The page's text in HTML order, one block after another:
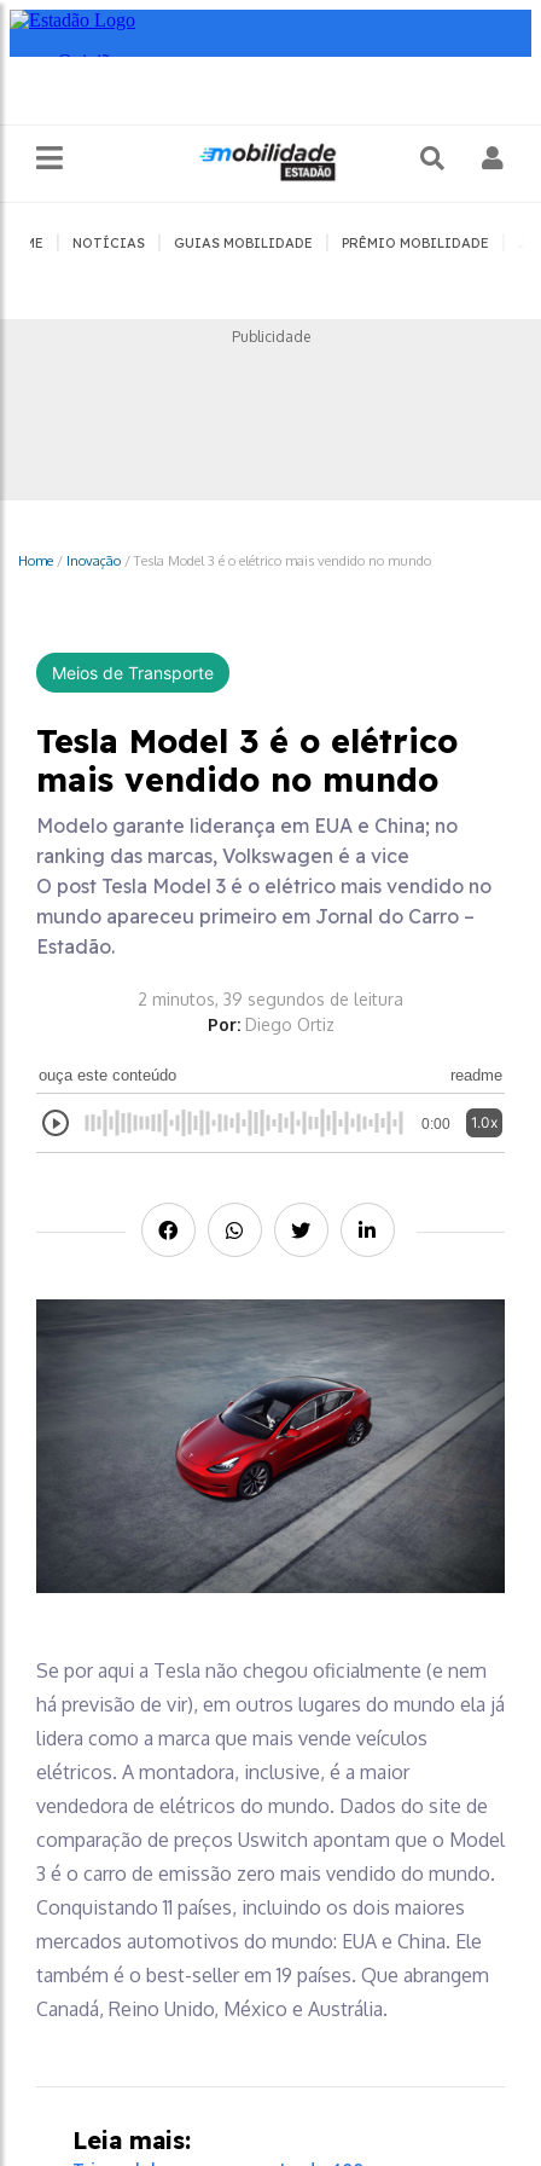
HOME NOTÍCIAS GUIAS MOBILIDADE PRÊMIO MOBILIDADE
Publicidade
Home / Inovação /Tesla Model 3 é o elétrico mais vendido no mundo
Meios de Transporte
Tesla Model 3 é o elétrico
mais vendido no mundo
Modelo garante liderança em EUA e China; no
ranking das marcas, Volkswagen é a vice
O post Tesla Model 3 é o elétrico mais vendido no
mundo apareceu primeiro em Jornal do Carro –
Estadão.
2 minutos, 39 segundos de leitura
Por: Diego Ortiz
ouça este conteúdo readme
0:00 1.0x
Se por aqui a Tesla não chegou oficialmente (e nem
há previsão de vir), em outros lugares do mundo ela já
lidera como a marca que mais vende veículos
elétricos. A montadora, inclusive, é a maior
vendedora de elétricos do mundo. Dados do site de
comparação de preços Uswitch apontam que o Model
3 é o carro de emissão zero mais vendido do mundo.
Conquistando 11 países, incluindo os dois maiores
mercados automotivos do mundo: EUA e China. Ele
também é o best-seller em 19 países. Que abrangem
Canadá, Reino Unido, México e Austrália.
Leia mais: